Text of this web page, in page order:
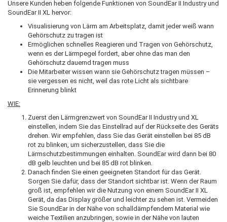
Unsere Kunden heben folgende Funktionen von SoundEar II Industry und
SoundEar II XL hervor:
Visualisierung von Lärm am Arbeitsplatz, damit jeder weiß wann
Gehörschutz zu tragen ist
Ermöglichen schnelles Reagieren und Tragen von Gehörschutz,
wenn es der Lärmpegel fordert, aber ohne das man den
Gehörschutz dauernd tragen muss
Die Mitarbeiter wissen wann sie Gehörschutz tragen müssen –
sie vergessen es nicht, weil das rote Licht als sichtbare
Erinnerung blinkt
WIE:
Zuerst den Lärmgrenzwert von SoundEar II Industry und XL
einstellen, indem Sie das Einstellrad auf der Rückseite des Geräts
drehen. Wir empfehlen, dass Sie das Gerät einstellen bei 85 dB
rot zu blinken, um sicherzustellen, dass Sie die
Lärmschutzbestimmungen einhalten. SoundEar wird dann bei 80
dB gelb leuchten und bei 85 dB rot blinken.
Danach finden Sie einen geeigneten Standort für das Gerät.
Sorgen Sie dafür, dass der Standort sichtbar ist. Wenn der Raum
groß ist, empfehlen wir die Nutzung von einem SoundEar II XL
Gerät, da das Display größer und leichter zu sehen ist. Vermeiden
Sie SoundEar in der Nähe von schalldämpfendem Material wie
weiche Textilien anzubringen, sowie in der Nähe von lauten